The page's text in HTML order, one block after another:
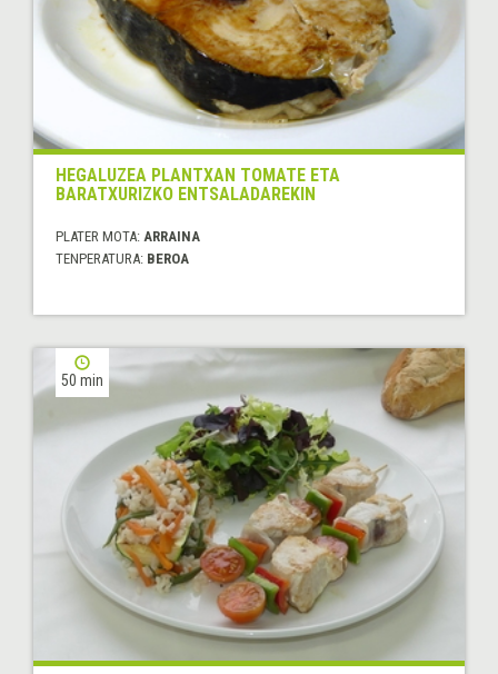
HEGALUZEA PLANTXAN TOMATE ETA
BARATXURIZKO ENTSALADAREKIN
PLATER MOTA: ARRAINA
TENPERATURA: BEROA
50 min